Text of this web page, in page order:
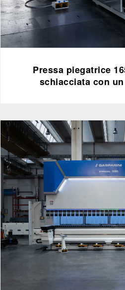
Pressa piegatrice
schiacciata con